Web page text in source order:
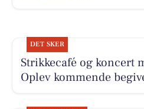
DET SKER
Strikkecafé og koncert
Oplev kommende